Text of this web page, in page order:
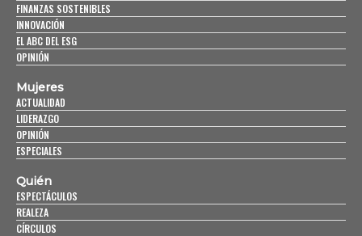
FINANZAS SOSTENIBLES
INNOVACIÓN
EL ABC DEL ESG
OPINIÓN
Mujeres
ACTUALIDAD
LIDERAZGO
OPINIÓN
ESPECIALES
Quién
ESPECTÁCULOS
REALEZA
CÍRCULOS